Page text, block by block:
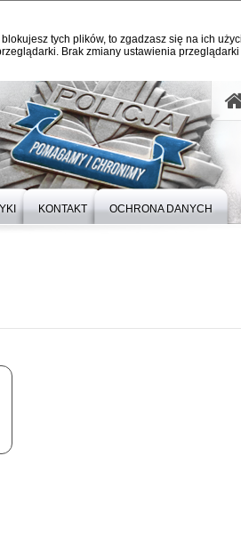
tych plików, to zgadzasz się na ich
Brak zmiany ustawienia przeglądarki
KONTAKT OCHRONA DANYCH